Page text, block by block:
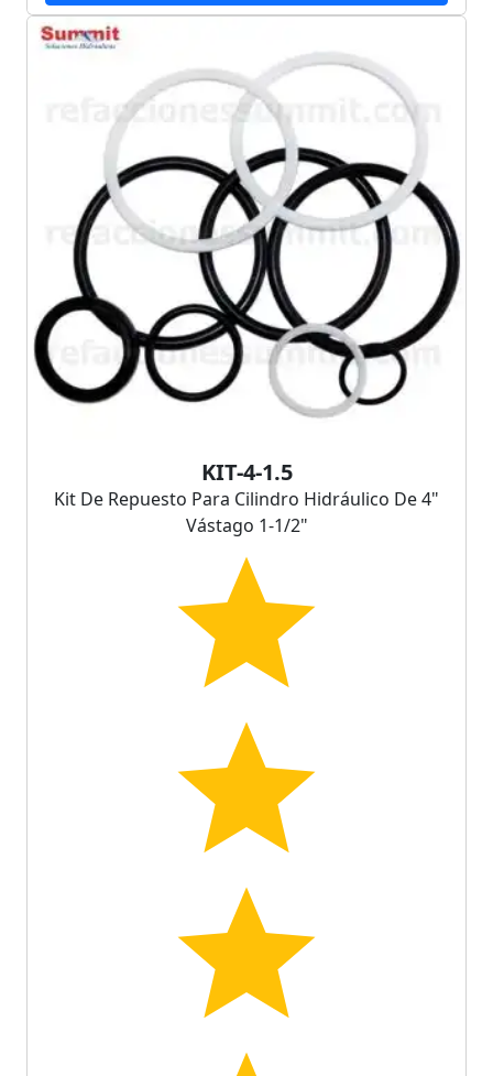
KIT-4-1.5
Kit De Repuesto Para Cilindro Hidráulico De 4"
Vástago 1-1/2"